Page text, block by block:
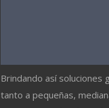
Brindando así soluciones
tanto a pequeñas,